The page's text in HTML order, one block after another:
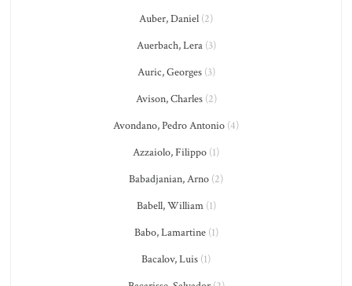
Auber, Daniel (2)
Auerbach, Lera(3)
Auric, Georges(3)
Avison, Charles(2)
Avondano, Pedro Antonio (4)
Azzaiolo, Filippo (1)
Babadjanian, Arno (2)
Babell, William(1)
Babo, Lamartine(1)
Bacalov, Luis (1)